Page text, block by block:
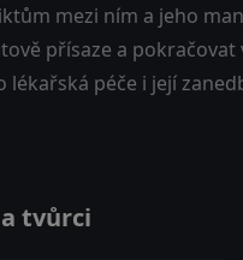
mezi ním a jeho
přísaze a pokračovat
lékařská péče i její
tvůrci